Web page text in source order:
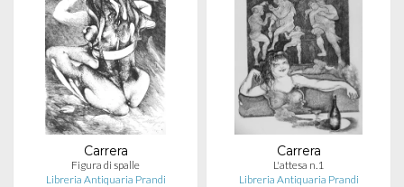
Carrera
Figura di spalle
Libreria Antiquaria Prandi
Carrera
L'attesa n.1
Libreria Antiquaria Prandi